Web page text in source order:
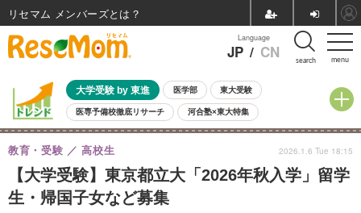
menu
Language
JP / CN search
大学受験 by 東進 医学部 東大受験
医専予備校徹底リサーチ 河合塾×東大特集
親子で考える大学選び 高校受験 中学受験 小学校受験
共通テスト 夏休み
8月開催イベント・WS 全国公立高校 過去問 人気記事
自由研究教材（小学生向け） 自由研究教材（中学生向け）
【大学受験】東京都立大「2026年秋入学」留学
生・帰国子女など募集
教育・受験 高校生 2026.1.6 Tue 18:15
リセマム メンバーズ